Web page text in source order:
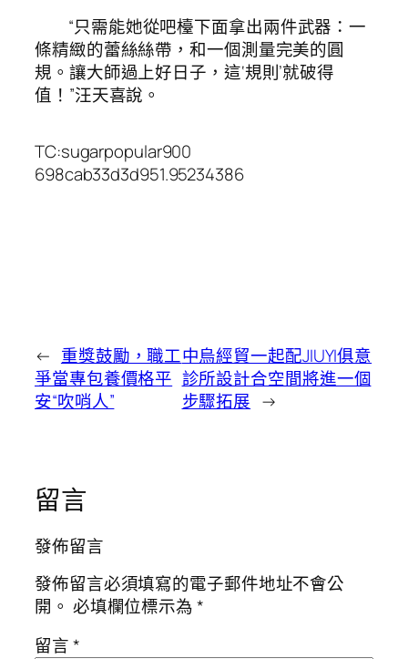
“只需能她從吧檯下面拿出兩件武器：一
條精緻的蕾絲絲帶，和一個測量完美的圓
規。讓大師過上好日子，這‘規則’就破得
值！”汪天喜說。
TC:sugarpopular900
698cab33d3d951.95234386
← 重獎鼓勵，職工
爭當專包養價格平
安“吹哨人”
中烏經貿一起配JIUYI俱意
診所設計合空間將進一個
步驟拓展 →
留言
發佈留言
發佈留言必須填寫的電子郵件地址不會公
開。 必填欄位標示為*
留言*